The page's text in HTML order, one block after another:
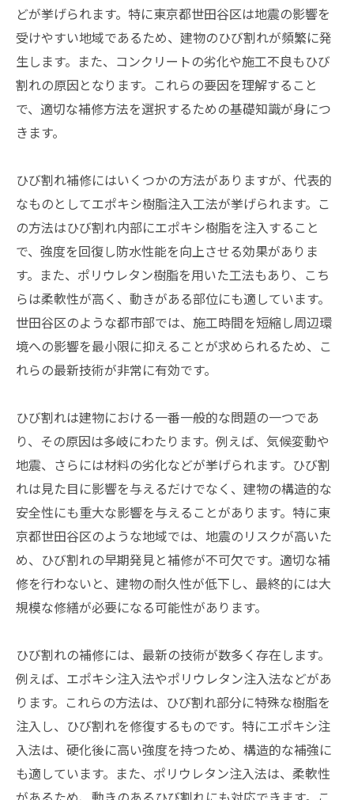
ひび割れ補修の最前線世田谷区での具体的な取
り組み
どが挙げられます。特に東京都世田谷区は地震の影響を
受けやすい地域であるため、建物のひび割れが頻繁に発
生します。また、コンクリートの劣化や施工不良もひび
割れの原因となります。これらの要因を理解すること
で、適切な補修方法を選択するための基礎知識が身につ
きます。
ひび割れ補修にはいくつかの方法がありますが、代表的
なものとしてエポキシ樹脂注入工法が挙げられます。こ
の方法はひび割れ内部にエポキシ樹脂を注入すること
で、強度を回復し防水性能を向上させる効果がありま
す。また、ポリウレタン樹脂を用いた工法もあり、こち
らは柔軟性が高く、動きがある部位にも適しています。
世田谷区のような都市部では、施工時間を短縮し周辺環
境への影響を最小限に抑えることが求められるため、こ
れらの最新技術が非常に有効です。
ひび割れは建物における一番一般的な問題の一つであ
り、その原因は多岐にわたります。例えば、気候変動や
地震、さらには材料の劣化などが挙げられます。ひび割
れは見た目に影響を与えるだけでなく、建物の構造的な
安全性にも重大な影響を与えることがあります。特に東
京都世田谷区のような地域では、地震のリスクが高いた
め、ひび割れの早期発見と補修が不可欠です。適切な補
修を行わないと、建物の耐久性が低下し、最終的には大
規模な修繕が必要になる可能性があります。
ひび割れの補修には、最新の技術が数多く存在します。
例えば、エポキシ注入法やポリウレタン注入法などがあ
ります。これらの方法は、ひび割れ部分に特殊な樹脂を
注入し、ひび割れを修復するものです。特にエポキシ注
入法は、硬化後に高い強度を持つため、構造的な補強に
も適しています。また、ポリウレタン注入法は、柔軟性